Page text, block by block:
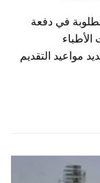
في دفعة
الأطباء
مواعيد التقديم